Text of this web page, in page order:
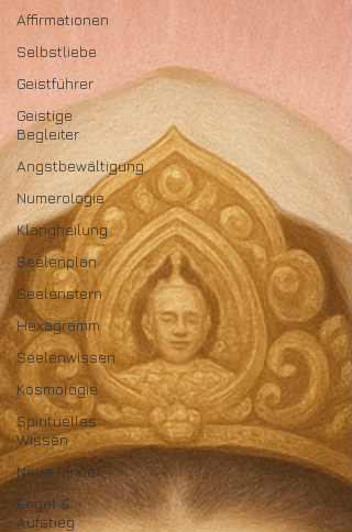
Affirmationen
Selbstliebe
Geistführer
Geistige
Begleiter
Angstbewältigung
Numerologie
Klangheilung
Seelenplan
Seelenstern
Hexagramm
Seelenwissen
Kosmologie
Spirituelles
Wissen
Neue Kinder
Engel &
Aufstieg